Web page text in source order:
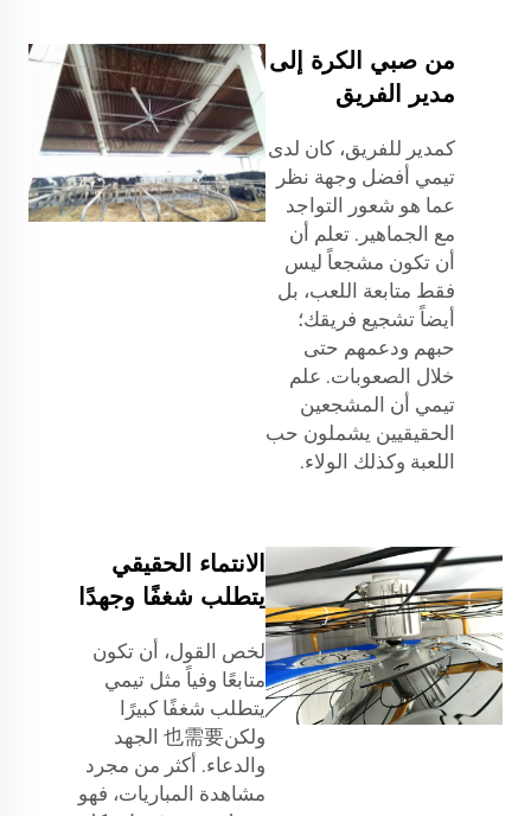
من صبي الكرة إلى
مدير الفريق
كمدير للفريق، كان لدى
تيمي أفضل وجهة نظر
عما هو شعور التواجد
مع الجماهير. تعلم أن
أن تكون مشجعاً ليس
فقط متابعة اللعب، بل
أيضاً تشجيع فريقك؛
حبهم ودعمهم حتى
خلال الصعوبات. علم
تيمي أن المشجعين
الحقيقيين يشملون حب
اللعبة وكذلك الولاء.
الانتماء الحقيقي
يتطلب شغفًا وجهدًا
لخص القول، أن تكون
متابعًا وفياً مثل تيمي
يتطلب شغفًا كبيرًا
ولكن也需要 الجهد
والدعاء. أكثر من مجرد
مشاهدة المباريات، فهو